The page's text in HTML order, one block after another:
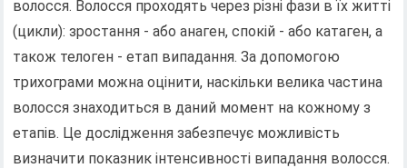
волосся. Волосся проходять через різні фази в їх житті
(цикли): зростання - або анаген, спокій - або катаген, а
також телоген - етап випадання. За допомогою
трихограми можна оцінити, наскільки велика частина
волосся знаходиться в даний момент на кожному з
етапів. Це дослідження забезпечує можливість
визначити показник інтенсивності випадання волосся.